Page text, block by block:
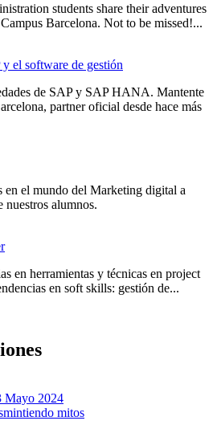
students share their adventures
Barcelona. Not to be missed!...
el software de gestión
de SAP y SAP HANA. Mantente
partner oficial desde hace más
en el mundo del Marketing digital a
nuestros alumnos.
en herramientas y técnicas en project
en soft skills: gestión de...
Mayo 2024
mitos